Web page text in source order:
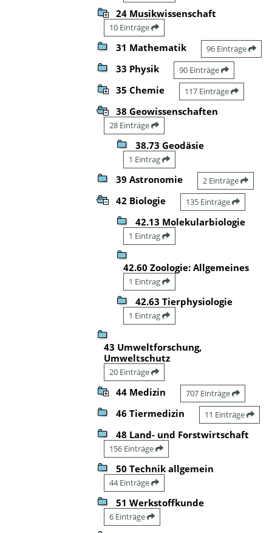
24 Musikwissenschaft
10 Einträge
31 Mathematik 96 Einträge
33 Physik 90 Einträge
35 Chemie 117 Einträge
38 Geowissenschaften
28 Einträge
38.73 Geodäsie
1 Eintrag
39 Astronomie 2 Einträge
42 Biologie 135 Einträge
42.13 Molekularbiologie
1 Eintrag
42.60 Zoologie: Allgemeines
1 Eintrag
42.63 Tierphysiologie
1 Eintrag
43 Umweltforschung,
Umweltschutz
20 Einträge
44 Medizin 707 Einträge
46 Tiermedizin 11 Einträge
48 Land- und Forstwirtschaft
156 Einträge
50 Technik allgemein
44 Einträge
51 Werkstoffkunde
6 Einträge